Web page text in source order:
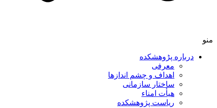
منو
درباره پڑوهشکده
معرفی
اهداف و چشم اندازها
ساختار سازمانی
هیأت امناء
ریاست پژوهشکده